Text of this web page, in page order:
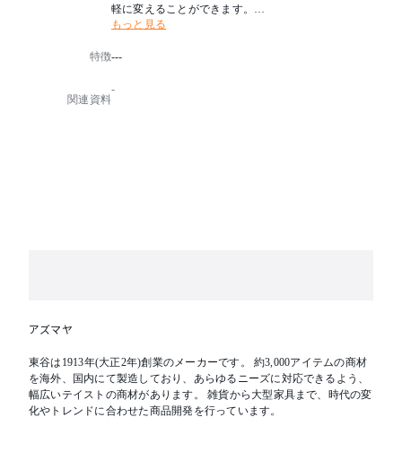
軽に変えることができます。
※小箱あり
もっと見る
特徴---
関連資料
-
アズマヤ
東谷は1913年(大正2年)創業のメーカーです。 約3,000アイテムの商材
を海外、国内にて製造しており、あらゆるニーズに対応できるよう、
幅広いテイストの商材があります。 雑貨から大型家具まで、時代の変
化やトレンドに合わせた商品開発を行っています。